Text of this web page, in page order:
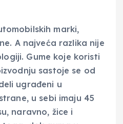
marki,
A najveća razlika nije
Gume koje koristi
sastoje se od
ugrađeni u
u sebi imaju 45
naravno, žice i